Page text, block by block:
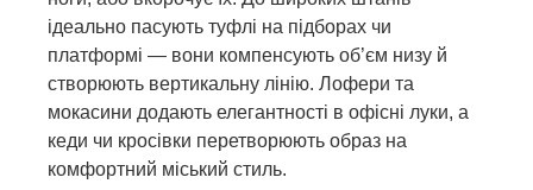
ідеально пасують туфлі на підборах чи
платформі — вони компенсують об’єм низу й
створюють вертикальну лінію. Лофери та
мокасини додають елегантності в офісні луки, а
кеди чи кросівки перетворюють образ на
комфортний міський стиль.